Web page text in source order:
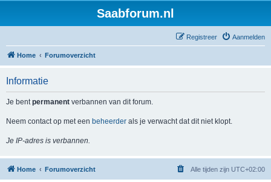
Saabforum.nl
Aanmelden
Registreer
Home Forumoverzicht
Informatie
Je bentpermanent verbannen van dit forum.
Neem contact op met een beheerder als je verwacht dat dit niet klopt.
Je IP-adres is verbannen.
Home Forumoverzicht Alle tijden zijn UTC+02:00